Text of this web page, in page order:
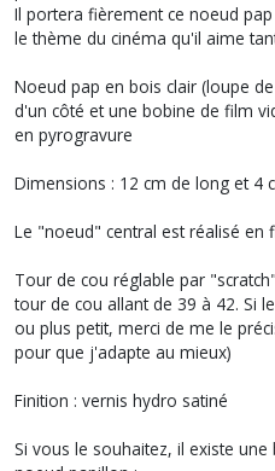
Il portera fièrement ce noeud
le thème du cinéma qu'il aime
Noeud pap en bois clair (loupe
d'un côté et une bobine de film
en pyrogravure
Dimensions : 12 cm de long et 4
Le "noeud" central est réalisé en
Tour de cou réglable par
tour de cou allant de 39 à 42. Si
ou plus petit, merci de me le
pour que j'adapte au mieux)
Finition : vernis hydro satiné
Si vous le souhaitez, il existe